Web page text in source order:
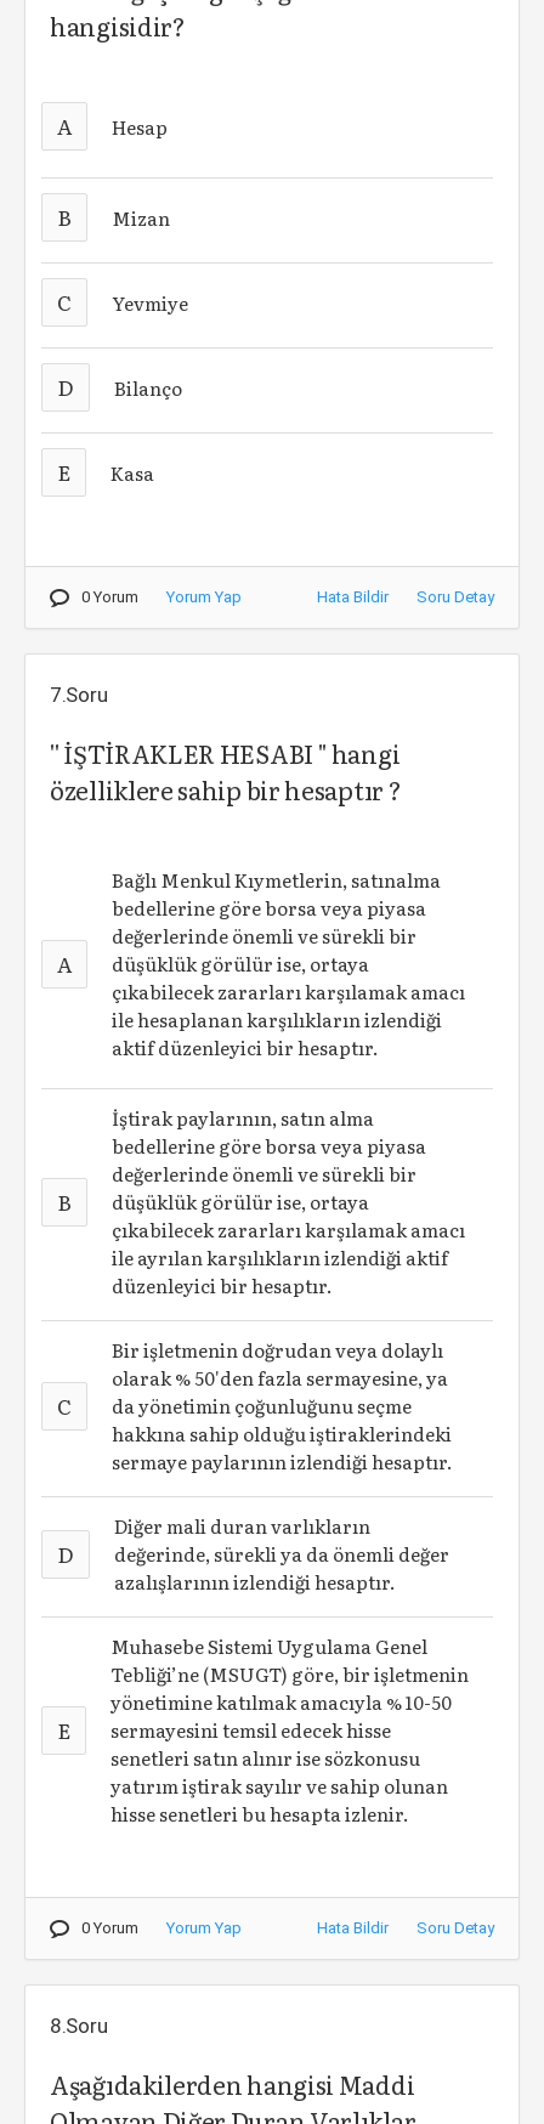
hangisidir?
A Hesap
B Mizan
C Yevmiye
D Bilanço
E Kasa
0 Yorum Yorum Yap Hata Bildir Soru Detay
7.Soru
'' İŞTİRAKLER HESABI '' hangi
özelliklere sahip bir hesaptır ?
A
Bağlı Menkul Kıymetlerin, satınalma
bedellerine göre borsa veya piyasa
değerlerinde önemli ve sürekli bir
düşüklük görülür ise, ortaya
çıkabilecek zararları karşılamak amacı
ile hesaplanan karşılıkların izlendiği
aktif düzenleyici bir hesaptır.
B
İştirak paylarının, satın alma
bedellerine göre borsa veya piyasa
değerlerinde önemli ve sürekli bir
düşüklük görülür ise, ortaya
çıkabilecek zararları karşılamak amacı
ile ayrılan karşılıkların izlendiği aktif
düzenleyici bir hesaptır.
C
Bir işletmenin doğrudan veya dolaylı
olarak % 50'den fazla sermayesine, ya
da yönetimin çoğunluğunu seçme
hakkına sahip olduğu iştiraklerindeki
sermaye paylarının izlendiği hesaptır.
D
Diğer mali duran varlıkların
değerinde, sürekli ya da önemli değer
azalışlarının izlendiği hesaptır.
E
Muhasebe Sistemi Uygulama Genel
Tebliği’ne (MSUGT) göre, bir işletmenin
yönetimine katılmak amacıyla % 10-50
sermayesini temsil edecek hisse
senetleri satın alınır ise sözkonusu
yatırım iştirak sayılır ve sahip olunan
hisse senetleri bu hesapta izlenir.
0 Yorum Yorum Yap Hata Bildir Soru Detay
8.Soru
Aşağıdakilerden hangisi Maddi